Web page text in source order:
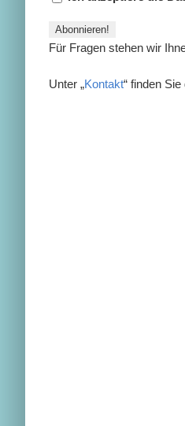
Für Fragen stehen wir
Unter „Kontakt“ finden